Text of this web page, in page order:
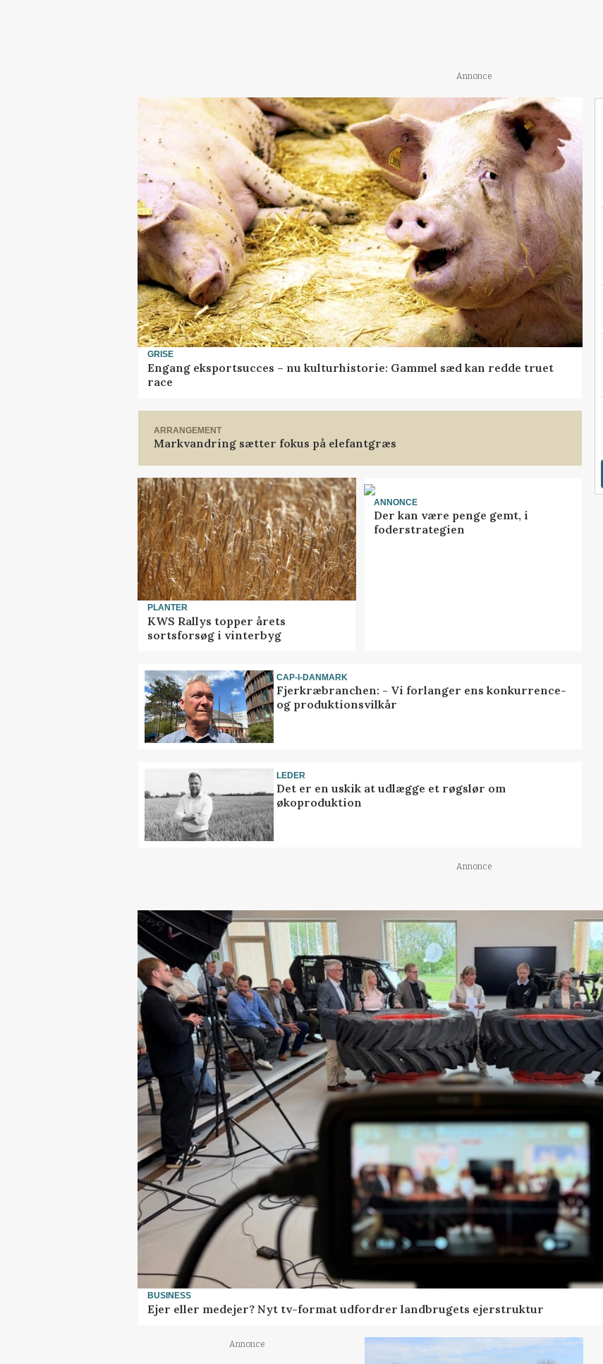
Annonce
GRISE
Engang eksportsucces – nu kulturhistorie: Gammel sæd kan redde truet
race
ARRANGEMENT
Markvandring sætter fokus på elefantgræs
PLANTER
KWS Rallys topper årets
sortsforsøg i vinterbyg
ANNONCE
Der kan være penge gemt, i
foderstrategien
CAP-I-DANMARK
Fjerkræbranchen: - Vi forlanger ens konkurrence-
og produktionsvilkår
LEDER
Det er en uskik at udlægge et røgslør om
økoproduktion
Annonce
BUSINESS
Ejer eller medejer? Nyt tv-format udfordrer landbrugets ejerstruktur
Annonce